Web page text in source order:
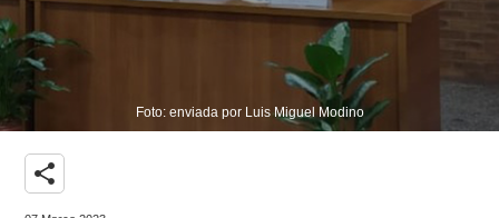
Foto: enviada por Luis Miguel Modino
share